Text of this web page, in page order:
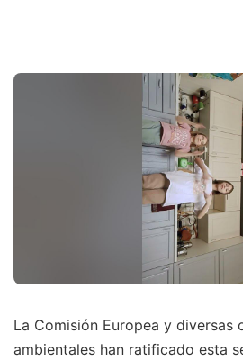
La Comisión Europea y diversas
ambientales han ratificado esta